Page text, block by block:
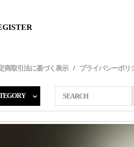
商取引法に基づく表示 プライバシーポリ
SEARCH